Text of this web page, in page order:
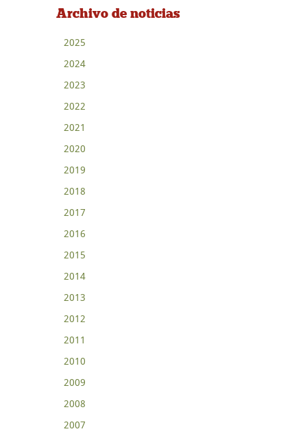
Archivo de noticias
2025
2024
2023
2022
2021
2020
2019
2018
2017
2016
2015
2014
2013
2012
2011
2010
2009
2008
2007